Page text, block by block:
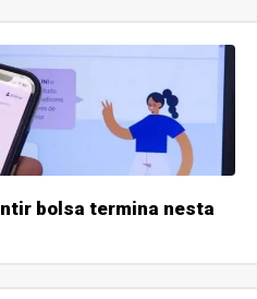
bolsa termina nesta